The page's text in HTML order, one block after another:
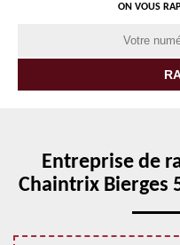
ON VOUS
Entreprise de
Chaintrix Bierges